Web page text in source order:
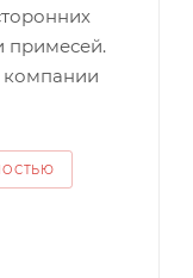
примесей.
компании